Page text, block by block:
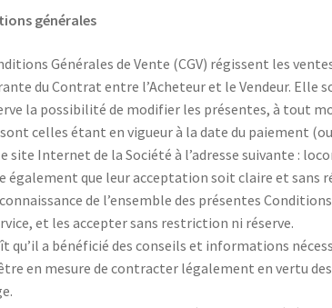
générales
Générales de Vente (CGV) régissent les
du Contrat entre l’Acheteur et le Vendeur. Elle
la possibilité de modifier les présentes, à tout
celles étant en vigueur à la date du paiement
site Internet de la Société à l’adresse suivante :
également que leur acceptation soit claire et
de l’ensemble des présentes
et les accepter sans restriction ni réserve.
qu’il a bénéficié des conseils et informations
en mesure de contracter légalement en vertu